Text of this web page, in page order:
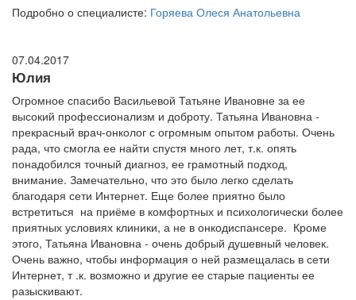
Подробно о специалисте: Горяева Олеся Анатольевна
07.04.2017
Юлия
Огромное спасибо Васильевой Татьяне Ивановне за ее
высокий профессионализм и доброту. Татьяна Ивановна -
прекрасный врач-онколог с огромным опытом работы. Очень
рада, что смогла ее найти спустя много лет, т.к. опять
понадобился точный диагноз, ее грамотный подход,
внимание. Замечательно, что это было легко сделать
благодаря сети Интернет. Еще более приятно было
встретиться на приёме в комфортных и психологически более
приятных условиях клиники, а не в онкодиспансере. Кроме
этого, Татьяна Ивановна - очень добрый душевный человек.
Очень важно, чтобы информация о ней размещалась в сети
Интернет, т .к. возможно и другие ее старые пациенты ее
разыскивают.